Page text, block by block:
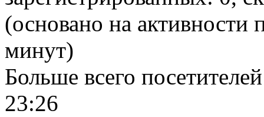
(основано на активности
минут)
Больше всего
23:26